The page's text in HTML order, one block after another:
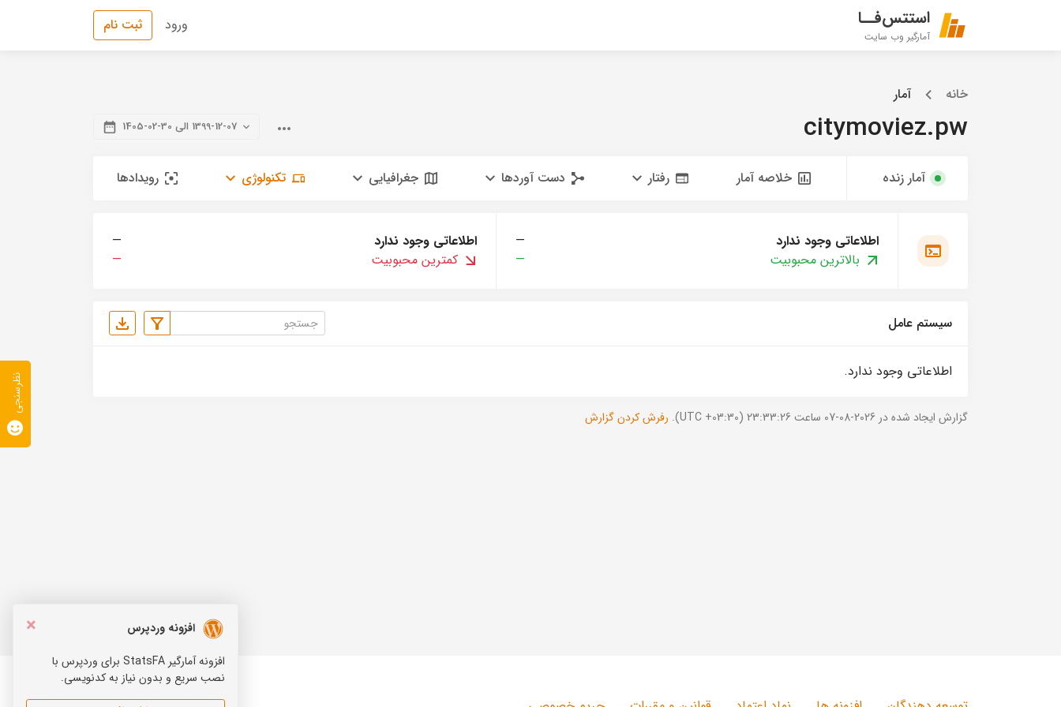
استتس‌فــا
آمارگیر وب سایت
ورود ثبت نام
خانه آمار
citymoviez.pw 1399-12-07 الی 30-02-1405
آمار زنده خلاصه آمار رفتار دست آوردها جغرافیایی تکنولوژی رویدادها
اطلاعاتی وجود ندارد
—
بالاترین محبوبیت
—
اطلاعاتی وجود ندارد
—
کمترین محبوبیت
—
سیستم عامل
اطلاعاتی وجود ندارد.
گزارش ایجاد شده در 2026-08-07 ساعت 23:33:26 (UTC +03:30). رفرش کردن گزارش
×
افزونه وردپرس
افزونه آمارگیر StatsFA برای وردپرس با
نصب سریع و بدون نیاز به کدنویسی.
نظرسنجی